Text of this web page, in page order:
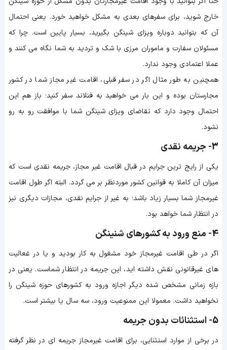
خارج شوید، برای سفرهای بعدی به مشکل خواهید خورد. یعنی احتمال
آن که بتوانید دوباره ویزای شینگن بگیرید، بسیار پایین است. چرا که
مسئولان سفارت و ماموران مرزی با شک و تردید به شما نگاه می کنند و
عملا اعتمادی وجود ندارد.
همچنین به طور مثال اگر در سفر قبلی، اقامت غیر مجاز شما در کشور
مجارستان بوده و این بار می خواهید به فنلاند سفر کنید؛ باز هم این
احتمال وجود دارد که تقاضای ویزای شینگن شما با موافقت رو به رو
نشود.
3- جریمه نقدی
یکی از رایج ترین جرایم در قبال اقامت غیر مجاز، جریمه نقدی است که
میزان آن کاملا به قوانین کشور موردنظر بر می گردد. البته اگر طول اقامت
غیرمجاز شما بسیار زیاد باشد؛ به غیر از جرایم نقدی، مجازات دیگری نیز
در انتظار شما خواهد بود.
4- منع ورود به کشورهای شنینگن
اگر در طی اقامت غیرمجاز خود مشغول به کار بودید و یا در غعالیت
های غیرقانونی نقش داشته اید، این جریمه در انتظار شماست. یعنی در
بازه زمانی مشخص شده دیگر اجازه ورود به کشورهای حوزه شینگن را
نخواهید داشت. معمولا این ممنوعیت ورود، سه سال یا بیشتر است.
5- استثنائات بدون جریمه
در برخی از موارد استثنایی، برای اقامت غیرمجاز جریمه ای در نظر گرفته